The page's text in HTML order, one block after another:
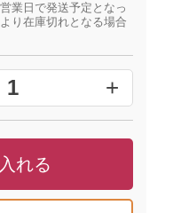
業日で発送予定となっ
り在庫切れとなる場合
1 +
れる